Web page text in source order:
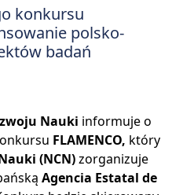
konkursu
polsko-
badań
Nauki informuje o
FLAMENCO, który
(NCN)zorganizuje
Agencia Estatal de